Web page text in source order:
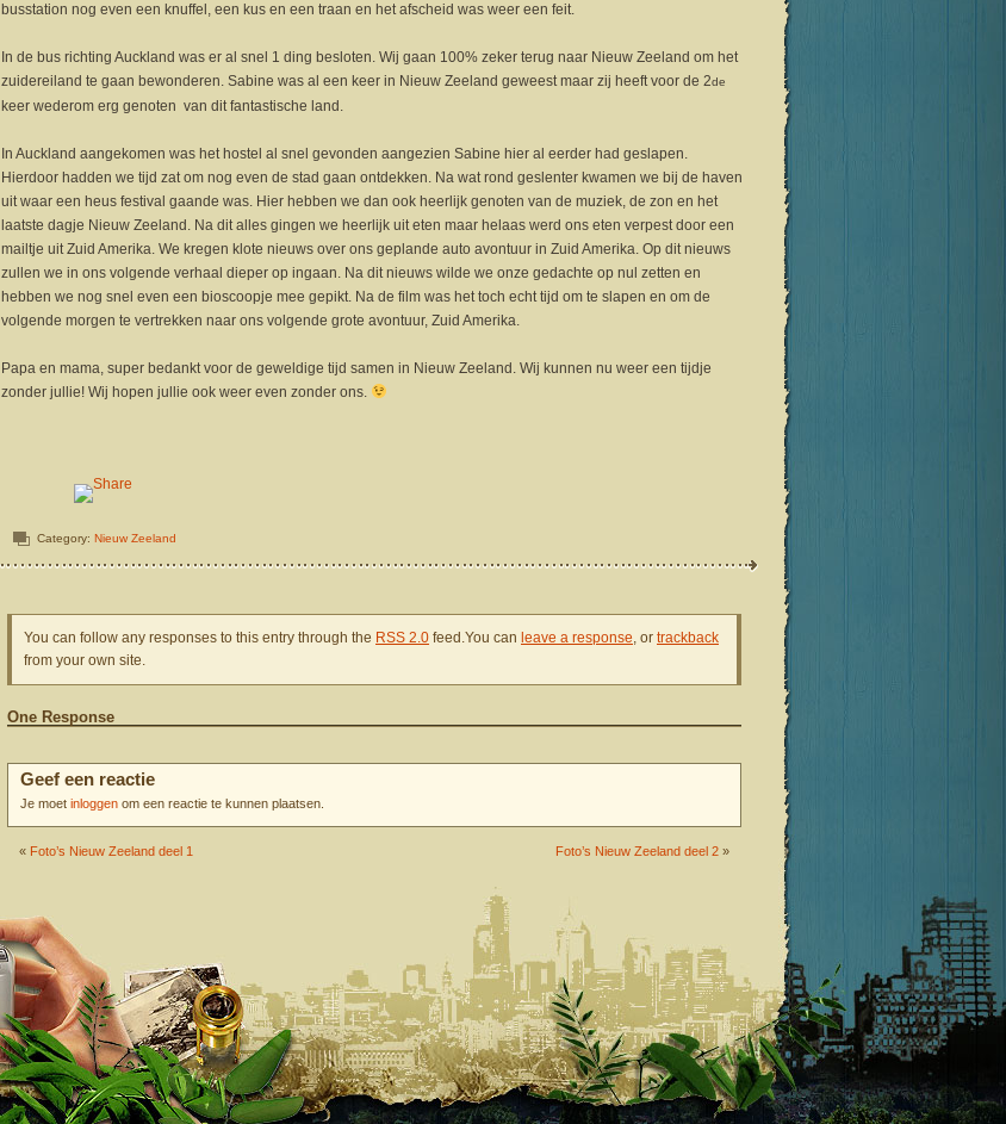
busstation nog even een knuffel, een kus en een traan en het afscheid was weer een feit.
In de bus richting Auckland was er al snel 1 ding besloten. Wij gaan 100% zeker terug naar Nieuw Zeeland om het
zuidereiland te gaan bewonderen. Sabine was al een keer in Nieuw Zeeland geweest maar zij heeft voor de 2de
keer wederom erg genoten van dit fantastische land.
In Auckland aangekomen was het hostel al snel gevonden aangezien Sabine hier al eerder had geslapen.
Hierdoor hadden we tijd zat om nog even de stad gaan ontdekken. Na wat rond geslenter kwamen we bij de haven
uit waar een heus festival gaande was. Hier hebben we dan ook heerlijk genoten van de muziek, de zon en het
laatste dagje Nieuw Zeeland. Na dit alles gingen we heerlijk uit eten maar helaas werd ons eten verpest door een
mailtje uit Zuid Amerika. We kregen klote nieuws over ons geplande auto avontuur in Zuid Amerika. Op dit nieuws
zullen we in ons volgende verhaal dieper op ingaan. Na dit nieuws wilde we onze gedachte op nul zetten en
hebben we nog snel even een bioscoopje mee gepikt. Na de film was het toch echt tijd om te slapen en om de
volgende morgen te vertrekken naar ons volgende grote avontuur, Zuid Amerika.
Papa en mama, super bedankt voor de geweldige tijd samen in Nieuw Zeeland. Wij kunnen nu weer een tijdje
zonder jullie! Wij hopen jullie ook weer even zonder ons.
Category: Nieuw Zeeland
You can follow any responses to this entry through the RSS 2.0 feed.You can leave a response, or trackback
from your own site.
One Response
Geef een reactie
Je moet inloggen om een reactie te kunnen plaatsen.
« Foto’s Nieuw Zeeland deel 1 Foto’s Nieuw Zeeland deel 2 »